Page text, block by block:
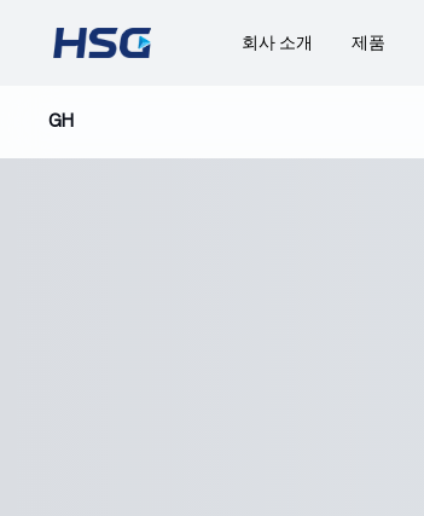
회사 소개 제품
GH